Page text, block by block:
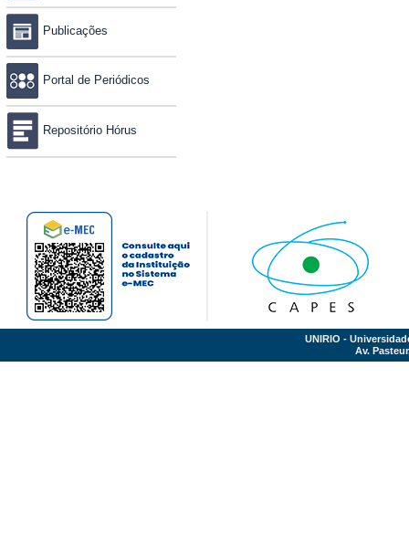
Publicações
Portal de Periódicos
Repositório Hórus
UNIRIO -
Av.